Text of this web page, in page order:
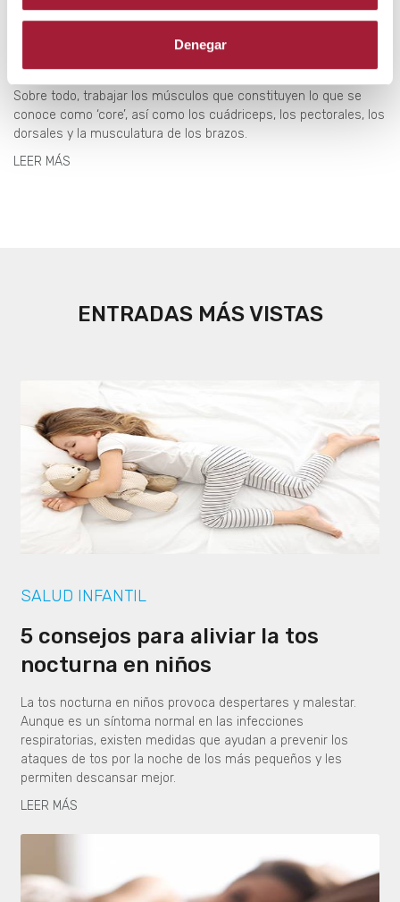
Denegar
el dolor muscular
Sobre todo, trabajar los músculos que constituyen lo que se
conoce como ‘core’, así como los cuádriceps, los pectorales, los
dorsales y la musculatura de los brazos.
LEER MÁS
ENTRADAS MÁS VISTAS
SALUD INFANTIL
5 consejos para aliviar la tos
nocturna en niños
La tos nocturna en niños provoca despertares y malestar.
Aunque es un síntoma normal en las infecciones
respiratorias, existen medidas que ayudan a prevenir los
ataques de tos por la noche de los más pequeños y les
permiten descansar mejor.
LEER MÁS